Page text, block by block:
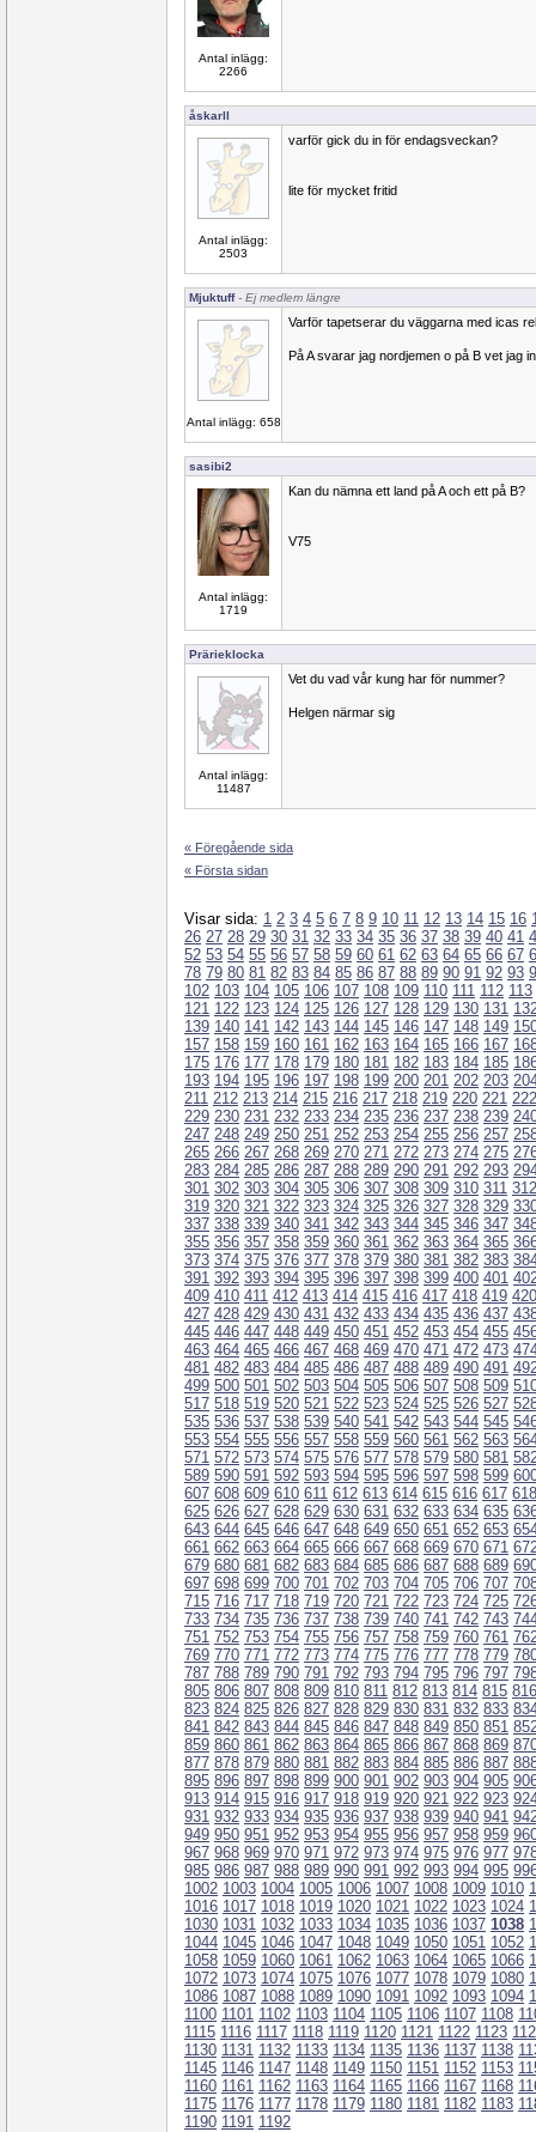
Antal inlägg:
2266
åskarll
Antal inlägg:
2503
varför gick du in för endagsveckan?
lite för mycket fritid
Mjuktuff- Ej medlem längre
Antal inlägg: 658
Varför tapetserar du väggarna med icas
På A svarar jag nordjemen o på B vet jag
sasibi2
Antal inlägg:
1719
Kan du nämna ett land på A och ett på B?
V75
Prärieklocka
Antal inlägg:
11487
Vet du vad vår kung har för nummer?
Helgen närmar sig
« Föregående sida
« Första sidan
Visar sida: 1 2 3 4 5 6 7 8 9 10 11 12 13 14 15 16
26 27 28 29 30 31 32 33 34 35 36 37 38 39 40 41
52 53 54 55 56 57 58 59 60 61 62 63 64 65 66 67
78 79 80 81 82 83 84 85 86 87 88 89 90 91 92 93
102 103 104 105 106 107 108 109 110 111 112 113
121 122 123 124 125 126 127 128 129 130 131
139 140 141 142 143 144 145 146 147 148 149
157 158 159 160 161 162 163 164 165 166 167
175 176 177 178 179 180 181 182 183 184 185
193 194 195 196 197 198 199 200 201 202 203
211 212 213 214 215 216 217 218 219 220 221 222
229 230 231 232 233 234 235 236 237 238 239
247 248 249 250 251 252 253 254 255 256 257
265 266 267 268 269 270 271 272 273 274 275
283 284 285 286 287 288 289 290 291 292 293
301 302 303 304 305 306 307 308 309 310 311 312
319 320 321 322 323 324 325 326 327 328 329
337 338 339 340 341 342 343 344 345 346 347
355 356 357 358 359 360 361 362 363 364 365
373 374 375 376 377 378 379 380 381 382 383
391 392 393 394 395 396 397 398 399 400 401
409 410 411 412 413 414 415 416 417 418 419 420
427 428 429 430 431 432 433 434 435 436 437
445 446 447 448 449 450 451 452 453 454 455
463 464 465 466 467 468 469 470 471 472 473
481 482 483 484 485 486 487 488 489 490 491
499 500 501 502 503 504 505 506 507 508 509
517 518 519 520 521 522 523 524 525 526 527
535 536 537 538 539 540 541 542 543 544 545
553 554 555 556 557 558 559 560 561 562 563
571 572 573 574 575 576 577 578 579 580 581
589 590 591 592 593 594 595 596 597 598 599
607 608 609 610 611 612 613 614 615 616 617 618
625 626 627 628 629 630 631 632 633 634 635
643 644 645 646 647 648 649 650 651 652 653
661 662 663 664 665 666 667 668 669 670 671
679 680 681 682 683 684 685 686 687 688 689
697 698 699 700 701 702 703 704 705 706 707
715 716 717 718 719 720 721 722 723 724 725
733 734 735 736 737 738 739 740 741 742 743
751 752 753 754 755 756 757 758 759 760 761
769 770 771 772 773 774 775 776 777 778 779
787 788 789 790 791 792 793 794 795 796 797
805 806 807 808 809 810 811 812 813 814 815 816
823 824 825 826 827 828 829 830 831 832 833
841 842 843 844 845 846 847 848 849 850 851
859 860 861 862 863 864 865 866 867 868 869
877 878 879 880 881 882 883 884 885 886 887
895 896 897 898 899 900 901 902 903 904 905
913 914 915 916 917 918 919 920 921 922 923
931 932 933 934 935 936 937 938 939 940 941
949 950 951 952 953 954 955 956 957 958 959
967 968 969 970 971 972 973 974 975 976 977
985 986 987 988 989 990 991 992 993 994 995
1002 1003 1004 1005 1006 1007 1008 1009 1010
1016 1017 1018 1019 1020 1021 1022 1023 1024
1030 1031 1032 1033 1034 1035 1036 1037 1038
1044 1045 1046 1047 1048 1049 1050 1051 1052
1058 1059 1060 1061 1062 1063 1064 1065 1066
1072 1073 1074 1075 1076 1077 1078 1079 1080
1086 1087 1088 1089 1090 1091 1092 1093 1094
1100 1101 1102 1103 1104 1105 1106 1107 1108
1115 1116 1117 1118 1119 1120 1121 1122 1123
1130 1131 1132 1133 1134 1135 1136 1137 1138
1145 1146 1147 1148 1149 1150 1151 1152 1153
1160 1161 1162 1163 1164 1165 1166 1167 1168
1175 1176 1177 1178 1179 1180 1181 1182 1183
1190 1191 1192